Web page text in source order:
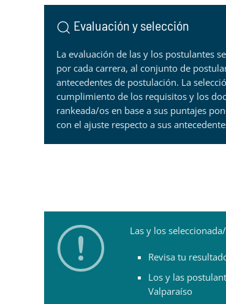
Evaluación y selección
La evaluación de las y los postulantes
por cada carrera, al conjunto de
antecedentes de postulación. La
cumplimiento de los requisitos y los
rankeada/os en base a sus puntajes
con el ajuste respecto a sus
Las y los
Revisa tu
Los y las
Valparaíso